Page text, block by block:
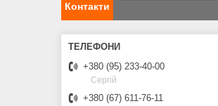
Контакти
+380 (95) 233-40-00
Сергій
+380 (67) 611-76-11